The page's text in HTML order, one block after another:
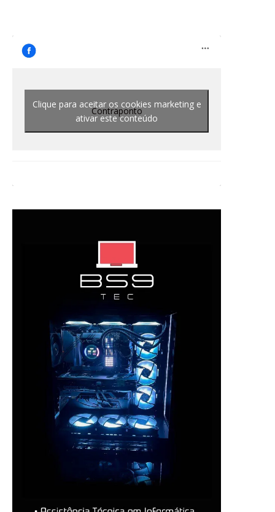
Contraponto
Clique para aceitar os cookies marketing e
ativar este conteúdo